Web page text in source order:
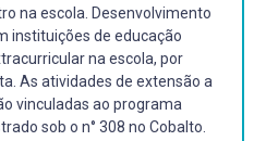
na escola. Desenvolvimento
instituições de educação
na escola, por
As atividades de extensão a
vinculadas ao programa
sob o n° 308 no Cobalto.